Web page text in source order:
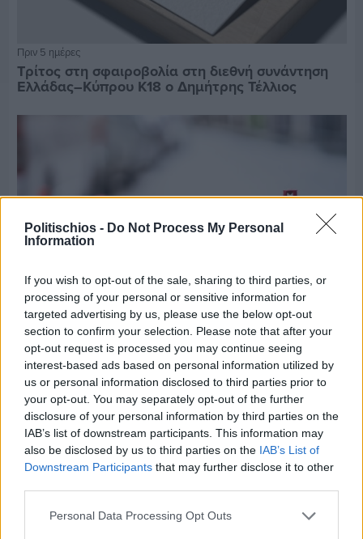
Politischios - Do Not Process My Personal
Information
If you wish to opt-out of the sale, sharing to third parties, or
processing of your personal or sensitive information for
targeted advertising by us, please use the below opt-out
section to confirm your selection. Please note that after your
opt-out request is processed you may continue seeing
interest-based ads based on personal information utilized by
us or personal information disclosed to third parties prior to
your opt-out. You may separately opt-out of the further
disclosure of your personal information by third parties on the
IAB’s list of downstream participants. This information may
also be disclosed by us to third parties on the IAB’s List of
Downstream Participants that may further disclose it to other
Personal Data Processing Opt Outs
Πριν 5 ημέρες
Τρίτος στη σφαιροβολία στη διεθνή συνάντηση
Ελλάδας–Κύπρου Κ18 ο Δημήτρης Τέλλιος
Πριν 5 ημέρες
Εργασίες ασφαλτόστρωσης σε τρεις οδούς του
Βαρβασίου